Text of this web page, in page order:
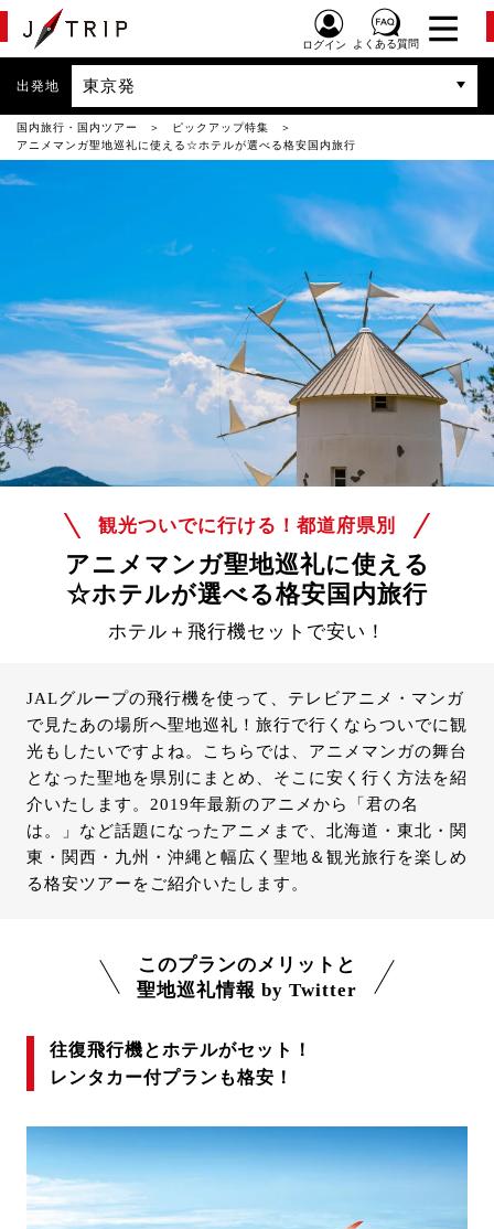
ログイン よくある質問
出発地 東京発
国内旅行・国内ツアー
ピックアップ特集
アニメマンガ聖地巡礼に使える☆ホテルが選べる格安国内旅行
観光ついでに行ける！都道府県別
アニメマンガ聖地巡礼に使える
☆ホテルが選べる格安国内旅行
ホテル＋飛行機セットで安い！
JALグループの飛行機を使って、テレビアニメ・マンガ
で見たあの場所へ聖地巡礼！旅行で行くならついでに観
光もしたいですよね。こちらでは、アニメマンガの舞台
となった聖地を県別にまとめ、そこに安く行く方法を紹
介いたします。2019年最新のアニメから「君の名
は。」など話題になったアニメまで、北海道・東北・関
東・関西・九州・沖縄と幅広く聖地＆観光旅行を楽しめ
る格安ツアーをご紹介いたします。
このプランのメリットと
聖地巡礼情報 by Twitter
往復飛行機とホテルがセット！
レンタカー付プランも格安！